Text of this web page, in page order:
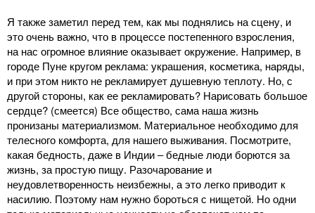
Я также заметил перед тем, как мы поднялись на сцену, и
это очень важно, что в процессе постепенного взросления,
на нас огромное влияние оказывает окружение. Например, в
городе Пуне кругом реклама: украшения, косметика, наряды,
и при этом никто не рекламирует душевную теплоту. Но, с
другой стороны, как ее рекламировать? Нарисовать большое
сердце? (смеется) Все общество, сама наша жизнь
пронизаны материализмом. Материальное необходимо для
телесного комфорта, для нашего выживания. Посмотрите,
какая бедность, даже в Индии ‒ бедные люди борются за
жизнь, за простую пищу. Разочарование и
неудовлетворенность неизбежны, а это легко приводит к
насилию. Поэтому нам нужно бороться с нищетой. Но одни